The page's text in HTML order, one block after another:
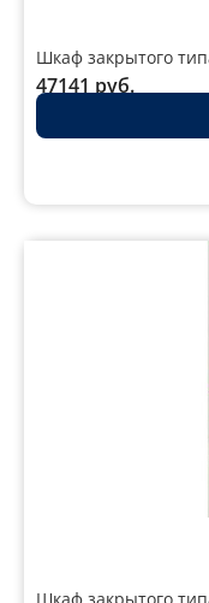
Шкаф закрытого
47141 руб.
Шкаф закрытого